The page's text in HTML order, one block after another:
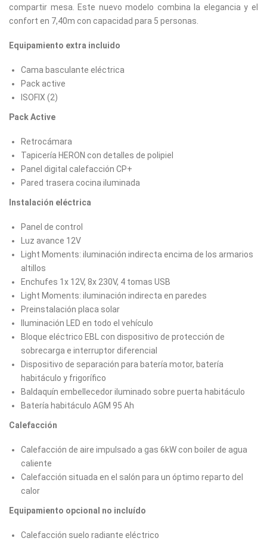
compartir mesa. Este nuevo modelo combina la elegancia y el
confort en 7,40m con capacidad para 5 personas.
Equipamiento extra incluido
Cama basculante eléctrica
Pack active
ISOFIX (2)
Pack Active
Retrocámara
Tapicería HERON con detalles de polipiel
Panel digital calefacción CP+
Pared trasera cocina iluminada
Instalación eléctrica
Panel de control
Luz avance 12V
Light Moments: iluminación indirecta encima de los armarios
altillos
Enchufes 1x 12V, 8x 230V, 4 tomas USB
Light Moments: iluminación indirecta en paredes
Preinstalación placa solar
Iluminación LED en todo el vehículo
Bloque eléctrico EBL con dispositivo de protección de
sobrecarga e interruptor diferencial
Dispositivo de separación para batería motor, batería
habitáculo y frigorífico
Baldaquín embellecedor iluminado sobre puerta habitáculo
Batería habitáculo AGM 95 Ah
Calefacción
Calefacción de aire impulsado a gas 6kW con boiler de agua
caliente
Calefacción situada en el salón para un óptimo reparto del
calor
Equipamiento opcional no incluído
Calefacción suelo radiante eléctrico